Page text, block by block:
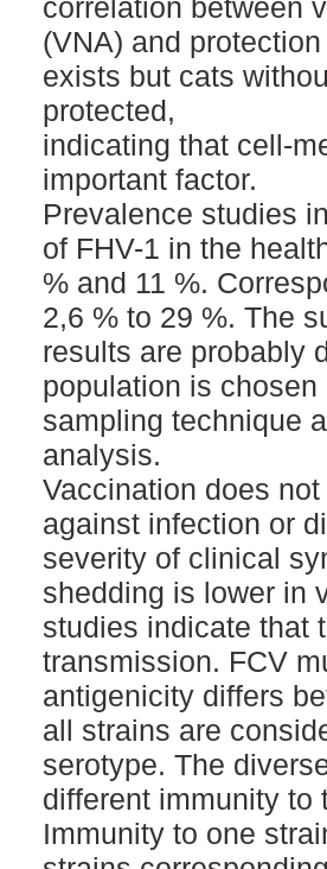
correlation between
(VNA) and
exists but cats
protected,
indicating that cell-
important factor.
Prevalence studies
of FHV-1 in the
% and 11 %.
2,6 % to 29 %. The
results are probably
population is
sampling technique
analysis.
Vaccination does
against infection or
severity of clinical
shedding is lower in
studies indicate that
transmission. FCV
antigenicity differs
all strains are
serotype. The
different immunity to
Immunity to one